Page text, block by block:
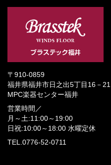
〒910-0859
福井県福井市日之出5丁目16－21
MPC楽器センター福井
営業時間／
月～土:11:00～19:00
日祝:10:00～18:00 水曜定休
TEL.0776-52-0711